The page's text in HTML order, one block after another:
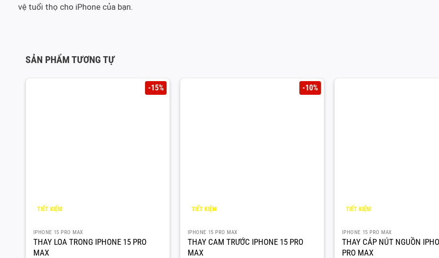
vệ tuổi thọ cho iPhone của bạn.
SẢN PHẨM TƯƠNG TỰ
-15%
TIẾT KIỆM
IPHONE 15 PRO MAX
THAY LOA TRONG IPHONE 15 PRO
MAX
-10%
TIẾT KIỆM
IPHONE 15 PRO MAX
THAY CAM TRƯỚC IPHONE 15 PRO
MAX
TIẾT KIỆM
IPHONE 15 PRO MAX
THAY CÁP NÚT NGUỒN
PRO MAX